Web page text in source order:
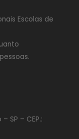
Escolas de
SP – CEP.: